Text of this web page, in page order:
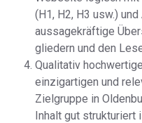
(H1, H2, H3 usw.)
aussagekräftige
gliedern und den
Qualitativ
einzigartigen und
Zielgruppe in
Inhalt gut strukturiert